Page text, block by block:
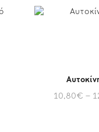
10,80€ –